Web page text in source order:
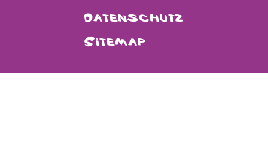
Datenschutz
Sitemap